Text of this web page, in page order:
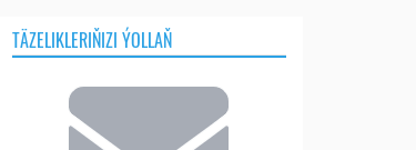
TÄZELIKLERIŇIZI ÝOLLAŇ